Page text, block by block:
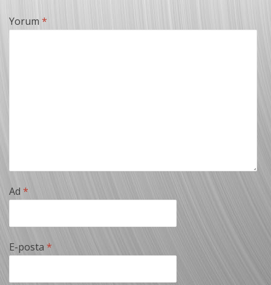
Yorum *
Ad *
E-posta *